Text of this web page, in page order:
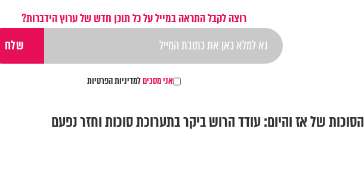
רוצה לקבל התראה במייל על כל תוכן חדש של ערוץ הידברות?
אני מסכיםלמדיניות הפרטיות
הסוכות של אז והיום: עודד הרוש ביקר בתערוכת סוכות וחזר נפעם